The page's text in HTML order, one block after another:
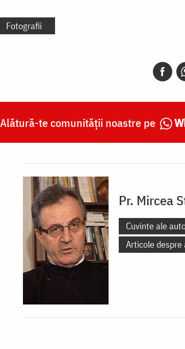
Fotografii
Alătură-te comunității noastre pe
Pr. Mircea
Cuvinte ale
Articole despre